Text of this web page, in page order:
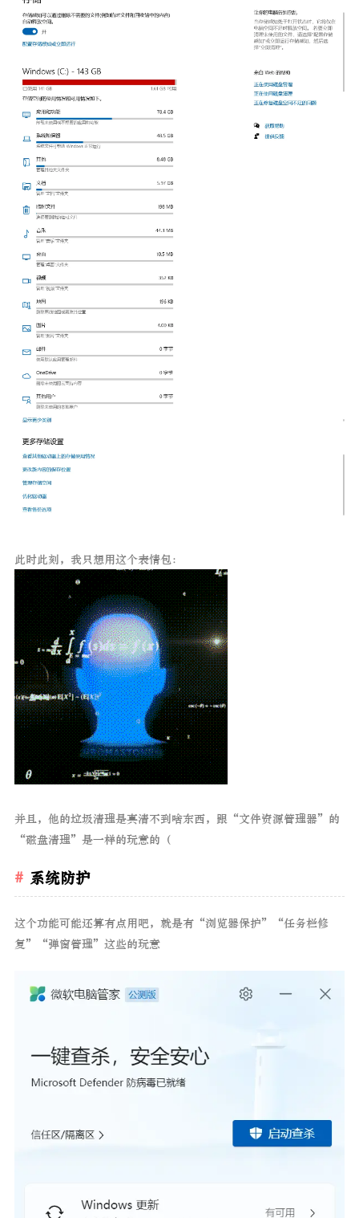
此时此刻，我只想用这个表情包：
并且，他的垃圾清理是真清不到啥东西，跟“文件资源管理器”的
“磁盘清理”是一样的玩意的（
系统防护
这个功能可能还算有点用吧，就是有“浏览器保护”“任务栏修
复”“弹窗管理”这些的玩意